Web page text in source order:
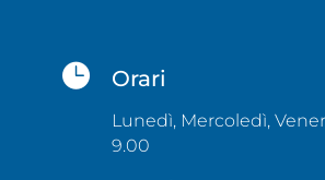
 Orari
Lunedì, Mercoledì,
9.00